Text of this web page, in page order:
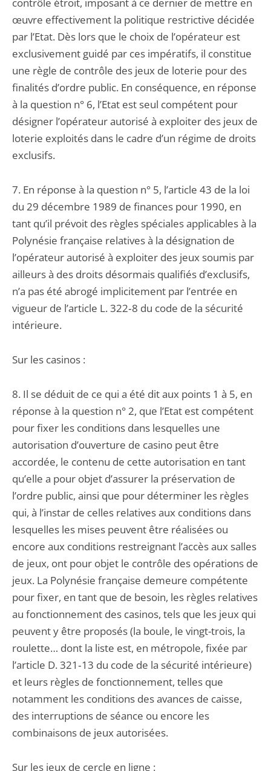
œuvre effectivement la politique restrictive décidée
par l’Etat. Dès lors que le choix de l’opérateur est
exclusivement guidé par ces impératifs, il constitue
une règle de contrôle des jeux de loterie pour des
finalités d’ordre public. En conséquence, en réponse
à la question n° 6, l’Etat est seul compétent pour
désigner l’opérateur autorisé à exploiter des jeux de
loterie exploités dans le cadre d’un régime de droits
exclusifs.
7. En réponse à la question n° 5, l’article 43 de la loi
du 29 décembre 1989 de finances pour 1990, en
tant qu’il prévoit des règles spéciales applicables à la
Polynésie française relatives à la désignation de
l’opérateur autorisé à exploiter des jeux soumis par
ailleurs à des droits désormais qualifiés d’exclusifs,
n’a pas été abrogé implicitement par l’entrée en
vigueur de l’article L. 322‑8 du code de la sécurité
intérieure.
Sur les casinos :
8. Il se déduit de ce qui a été dit aux points 1 à 5, en
réponse à la question n° 2, que l’Etat est compétent
pour fixer les conditions dans lesquelles une
autorisation d’ouverture de casino peut être
accordée, le contenu de cette autorisation en tant
qu’elle a pour objet d’assurer la préservation de
l’ordre public, ainsi que pour déterminer les règles
qui, à l’instar de celles relatives aux conditions dans
lesquelles les mises peuvent être réalisées ou
encore aux conditions restreignant l’accès aux salles
de jeux, ont pour objet le contrôle des opérations de
jeux. La Polynésie française demeure compétente
pour fixer, en tant que de besoin, les règles relatives
au fonctionnement des casinos, tels que les jeux qui
peuvent y être proposés (la boule, le vingt-trois, la
roulette… dont la liste est, en métropole, fixée par
l’article D. 321‑13 du code de la sécurité intérieure)
et leurs règles de fonctionnement, telles que
notamment les conditions des avances de caisse,
des interruptions de séance ou encore les
combinaisons de jeux autorisées.
Sur les jeux de cercle en ligne :